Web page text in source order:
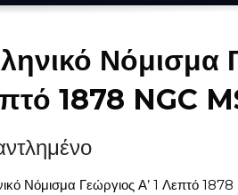
Νόμισμα
1878 NGC
Νόμισμα Γεώργιος Α’ 1 Λεπτό